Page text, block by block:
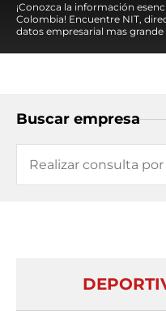
¡Conozca la información
Colombia! Encuentre NIT,
datos empresarial mas grande
Buscar empresa